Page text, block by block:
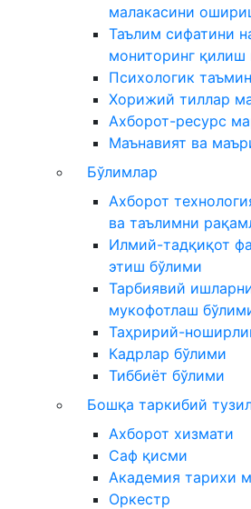
малакасини
Таълим сифатини
мониторинг қилиш
Психологик
Хорижий тиллар
Ахборот-ресурс
Маънавият ва
Бўлимлар
Ахборот
ва таълимни
Илмий-тадқиқот
этиш бўлими
Тарбиявий
мукофотлаш
Таҳририй-
Кадрлар бўлими
Тиббиёт бўлими
Бошқа таркибий
Ахборот хизмати
Саф қисми
Академия тарихи
Оркестр